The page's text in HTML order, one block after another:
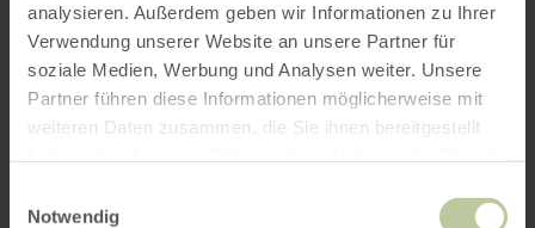
analysieren. Außerdem geben wir Informationen zu Ihrer
Verwendung unserer Website an unsere Partner für
soziale Medien, Werbung und Analysen weiter. Unsere
Partner führen diese Informationen möglicherweise mit
weiteren Daten zusammen, die Sie ihnen bereitgestellt
Notwendig